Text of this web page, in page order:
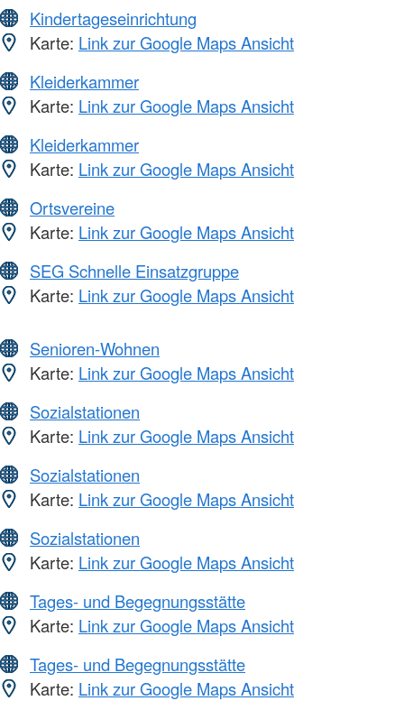
Kindertageseinrichtung
Karte: Link zur Google Maps Ansicht
Kleiderkammer
Karte: Link zur Google Maps Ansicht
Kleiderkammer
Karte: Link zur Google Maps Ansicht
Ortsvereine
Karte: Link zur Google Maps Ansicht
SEG Schnelle Einsatzgruppe
Karte: Link zur Google Maps Ansicht
Senioren-Wohnen
Karte: Link zur Google Maps Ansicht
Sozialstationen
Karte: Link zur Google Maps Ansicht
Sozialstationen
Karte: Link zur Google Maps Ansicht
Sozialstationen
Karte: Link zur Google Maps Ansicht
Tages- und Begegnungsstätte
Karte: Link zur Google Maps Ansicht
Tages- und Begegnungsstätte
Karte: Link zur Google Maps Ansicht